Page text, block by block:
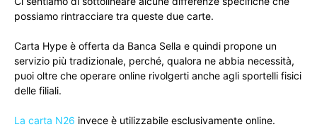
possiamo rintracciare tra queste due carte.
Carta Hype è offerta da Banca Sella e quindi propone un
servizio più tradizionale, perché, qualora ne abbia necessità,
puoi oltre che operare online rivolgerti anche agli sportelli fisici
delle filiali.
La carta N26 invece è utilizzabile esclusivamente online.